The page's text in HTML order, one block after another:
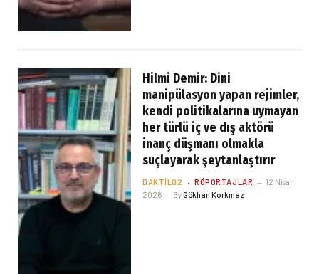
Hilmi Demir: Dini
manipülasyon yapan rejimler,
kendi politikalarına uymayan
her türlü iç ve dış aktörü
inanç düşmanı olmakla
suçlayarak şeytanlaştırır
DAKTILO2 RÖPORTAJLAR
12 Nisan
2026
ByGökhan Korkmaz